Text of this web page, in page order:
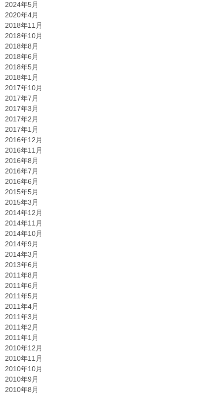
2024年5月
2020年4月
2018年11月
2018年10月
2018年8月
2018年6月
2018年5月
2018年1月
2017年10月
2017年7月
2017年3月
2017年2月
2017年1月
2016年12月
2016年11月
2016年8月
2016年7月
2016年6月
2015年5月
2015年3月
2014年12月
2014年11月
2014年10月
2014年9月
2014年3月
2013年6月
2011年8月
2011年6月
2011年5月
2011年4月
2011年3月
2011年2月
2011年1月
2010年12月
2010年11月
2010年10月
2010年9月
2010年8月